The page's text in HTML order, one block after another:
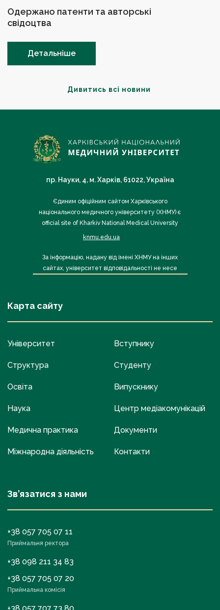
Дивитись всі новини
Одержано патенти та авторські
свідоцтва
Детальніше
пр. Науки, 4, м. Харків, 61022, Україна
Єдиним офіційним сайтом Харківського
національного медичного університету (ХНМУ) є
official site of Kharkiv National Medical University
knmu.edu.ua
За інформацію, надану від імені ХНМУ на інших
сайтах, університет відповідальності не несе
Карта сайту
Університет
Структура
Освіта
Наука
Медична практика
Міжнародна діяльність
Вступнику
Студенту
Випускнику
Центр медіакомунікацій
Документи
Контакти
Зв’язатися з нами
+38 057 705 07 11
Приймальня ректора
+38 098 211 34 83
+38 057 705 07 20
Приймальна комісія
+38 057 707 73 80